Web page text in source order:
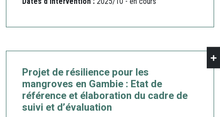
Projet de résilience pour les
mangroves en Gambie : Etat de
référence et élaboration du cadre de
suivi et d’évaluation